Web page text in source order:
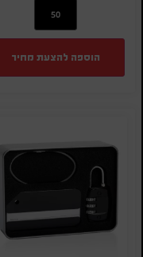
הוספה להצעת מחיר